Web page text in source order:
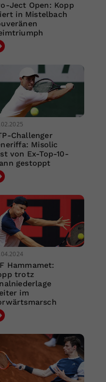
Ject Open: Kopp
in Mistelbach
Challenger
Misolic
von Ex-Top-10-
gestoppt
Hammamet:
trotz
im